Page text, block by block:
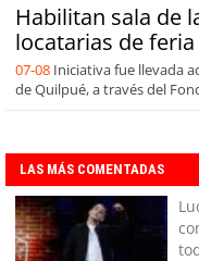
Habilitan sala de
locatarias de
07-08 Iniciativa fue llevada
de Quilpué, a través del
LAS MÁS COMENTADAS